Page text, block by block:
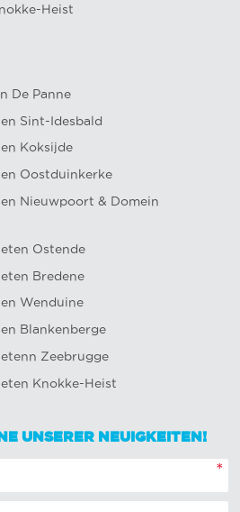
Heist
De Panne
Sint-Idesbald
Koksijde
Oostduinkerke
Nieuwpoort & Domein
Ostende
Bredene
Wenduine
Blankenberge
Zeebrugge
Knokke-Heist
UNSERER NEUIGKEITEN!
*